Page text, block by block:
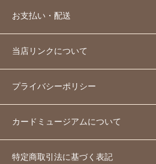
お支払い・配送
当店リンクについて
プライバシーポリシー
カードミュージアムについて
特定商取引法に基づく表記